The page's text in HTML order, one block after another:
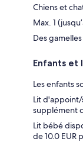
Chiens et
Max. 1
Des
Enfants et
Les enfants
Lit
supplément
Lit bébé
de 10.0 EUR